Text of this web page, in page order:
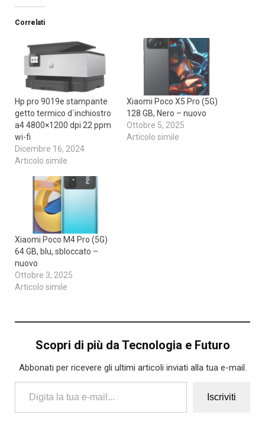
Correlati
Hp pro 9019e stampante
getto termico d`inchiostro
a4 4800×1200 dpi 22 ppm
wi-fi
Dicembre 16, 2024
Articolo simile
Xiaomi Poco X5 Pro (5G)
128 GB, Nero – nuovo
Ottobre 5, 2025
Articolo simile
Xiaomi Poco M4 Pro (5G)
64 GB, blu, sbloccato –
nuovo
Ottobre 3, 2025
Articolo simile
Scopri di più da Tecnologia e Futuro
Abbonati per ricevere gli ultimi articoli inviati alla tua e-mail.
Digita la tua e-mail...
Iscriviti